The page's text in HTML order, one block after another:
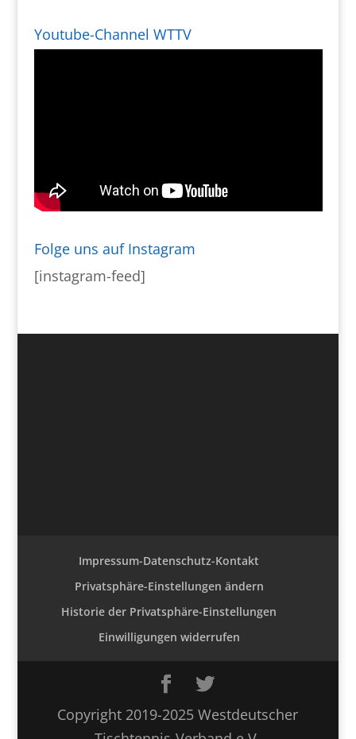
Youtube-Channel WTTV
Folge uns auf Instagram
[instagram-feed]
Impressum-Datenschutz-Kontakt
Privatsphäre-Einstellungen ändern
Historie der Privatsphäre-Einstellungen
Einwilligungen widerrufen
Copyright 2019-2025 Westdeutscher